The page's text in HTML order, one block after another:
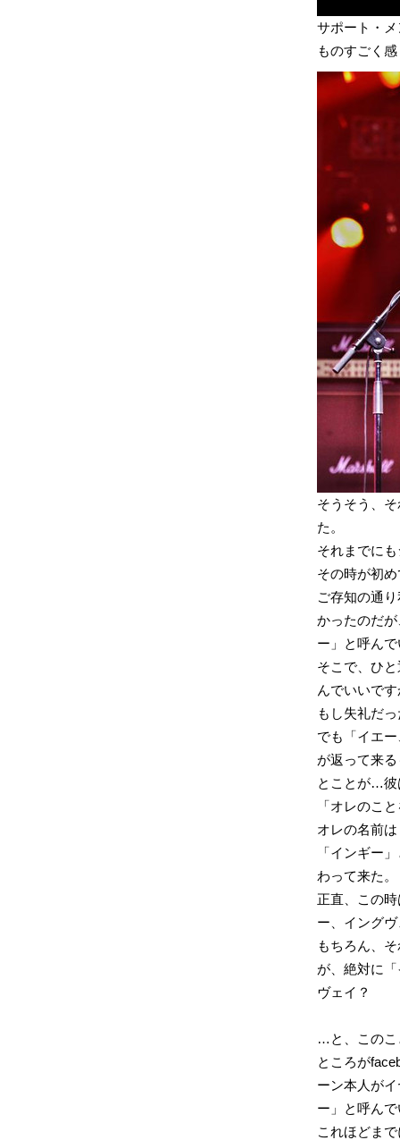
サポート・
ものすごく
そうそう、
た。
それまでに
その時が初
ご存知の通
かったのだ
ー」と呼ん
そこで、ひ
んでいいで
もし失礼だ
でも「イエ
が返って来
とことが…彼
「オレのこ
オレの名前
「インギー
わって来た。
正直、この
ー、イング
もちろん、
が、絶対に
ヴェイ？
…と、このこ
ところが
ーン本人が
ー」と呼ん
これほどま